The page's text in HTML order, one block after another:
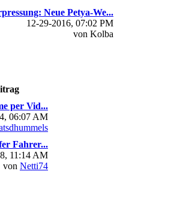
Neue Petya-We...
12-29-2016, 07:02 PM
von Kolba
per Vid...
06:07 AM
Fahrer...
11:14 AM
von Netti74